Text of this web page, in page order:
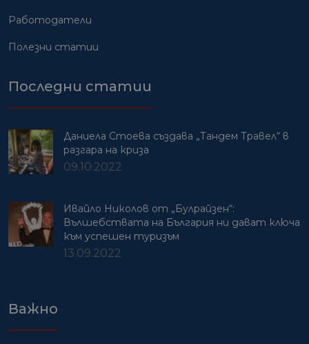
Работодатели
Полезни статии
Последни статии
Даниела Стоева създава „Тандем Травел“ в
разгара на криза
09.10.2022
Ивайло Николов от „Булрайзен“:
Вълшебствата на България ни дават ключа
към успешен туризъм
13.09.2022
Важно